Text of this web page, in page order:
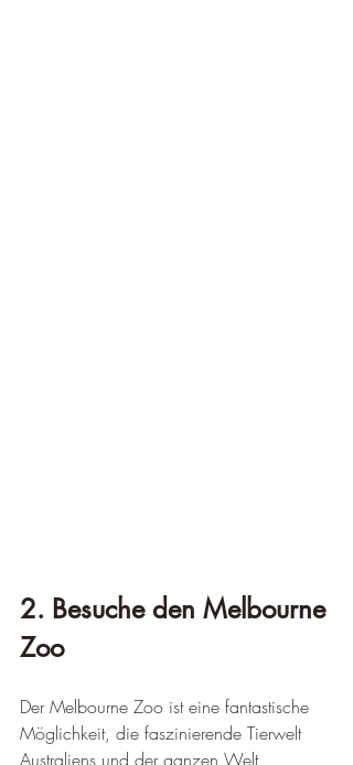
2. Besuche den Melbourne
Zoo
Der Melbourne Zoo ist eine fantastische
Möglichkeit, die faszinierende Tierwelt
Australiens und der ganzen Welt